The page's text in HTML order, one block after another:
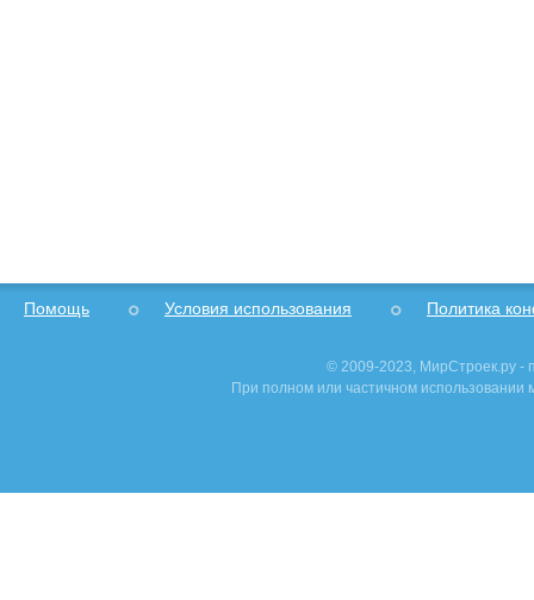
Помощь Условия использования Политика
© 2009-2023, МирСтроек.ру -
При полном или частичном использовании